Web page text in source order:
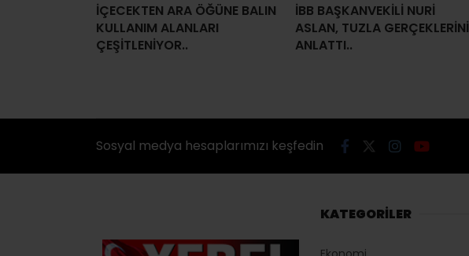
İÇECEKTEN ARA ÖĞÜNE BALIN
KULLANIM ALANLARI
ÇEŞİTLENİYOR..
İBB BAŞKANVEKİLİ NURİ
ASLAN, TUZLA GERÇEKLERİNİ
ANLATTI..
Sosyal medya hesaplarımızı keşfedin
KATEGORİLER